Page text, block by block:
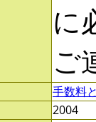
に
ご
手数料
2004